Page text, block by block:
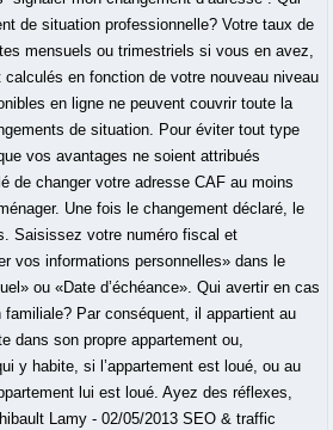
de situation professionnelle? Votre taux de
mensuels ou trimestriels si vous en avez,
en fonction de votre nouveau niveau
en ligne ne peuvent couvrir toute la
de situation. Pour éviter tout type
vos avantages ne soient attribués
de changer votre adresse CAF au moins
Une fois le changement déclaré, le
Saisissez votre numéro fiscal et
vos informations personnelles» dans le
ou «Date d’échéance». Qui avertir en cas
Par conséquent, il appartient au
dans son propre appartement ou,
y habite, si l’appartement est loué, ou au
lui est loué. Ayez des réflexes,
Lamy - 02/05/2013 SEO & traffic